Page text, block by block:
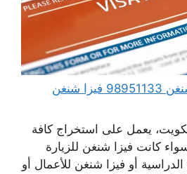
مكتب استخراج فيزا شنغن 98951133 فيزا شنغن
يعمل على استخراج كافة
كانت فيزا شنغن للزيارة
أو فيزا شنغن للأعمال أو